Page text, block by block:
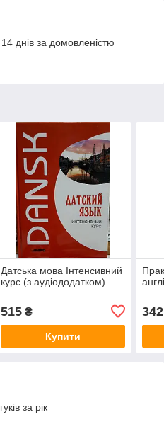
днів за домовленістю
Датська мова Інтенсивний
курс (з аудіододатком)
515₴
Купити
342
за рік